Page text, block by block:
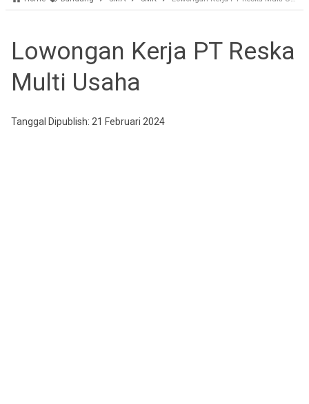
Lowongan Kerja PT Reska
Multi Usaha
Tanggal Dipublish: 21 Februari 2024